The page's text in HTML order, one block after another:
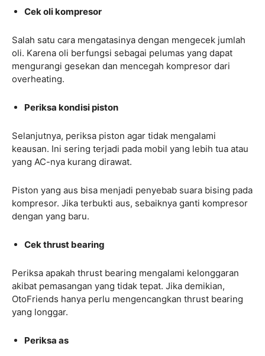
Cek oli kompresor
Salah satu cara mengatasinya dengan mengecek jumlah
oli. Karena oli berfungsi sebagai pelumas yang dapat
mengurangi gesekan dan mencegah kompresor dari
overheating.
Periksa kondisi piston
Selanjutnya, periksa piston agar tidak mengalami
keausan. Ini sering terjadi pada mobil yang lebih tua atau
yang AC-nya kurang dirawat.
Piston yang aus bisa menjadi penyebab suara bising pada
kompresor. Jika terbukti aus, sebaiknya ganti kompresor
dengan yang baru.
Cek thrust bearing
Periksa apakah thrust bearing mengalami kelonggaran
akibat pemasangan yang tidak tepat. Jika demikian,
OtoFriends hanya perlu mengencangkan thrust bearing
yang longgar.
Periksa as